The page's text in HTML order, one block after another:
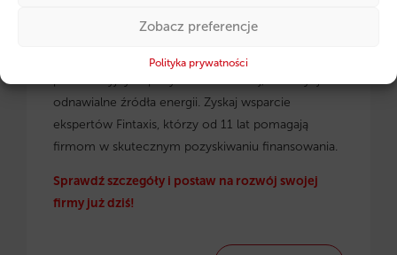
Zobacz preferencje
Polityka prywatności
Pożyczki unijne dla małopolskich
przedsiębiorców– dowiedz się, jak skorzystać z
odnawialne źródła energii. Zyskaj wsparcie
ekspertów Fintaxis, którzy od 11 lat pomagają
firmom w skutecznym pozyskiwaniu finansowania.
Sprawdź szczegóły i postaw na rozwój swojej
firmy już dziś!